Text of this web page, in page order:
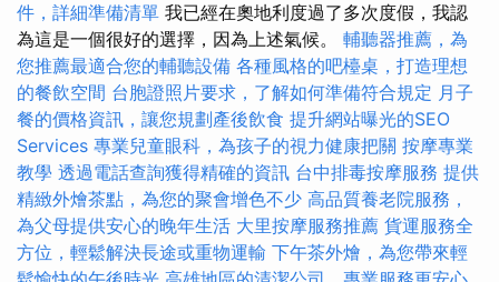
件，詳細準備清單 我已經在奧地利度過了多次度假，我認
為這是一個很好的選擇，因為上述氣候。 輔聽器推薦，為
您推薦最適合您的輔聽設備 各種風格的吧檯桌，打造理想
的餐飲空間 台胞證照片要求，了解如何準備符合規定 月子
餐的價格資訊，讓您規劃產後飲食 提升網站曝光的SEO
Services 專業兒童眼科，為孩子的視力健康把關 按摩專業
教學 透過電話查詢獲得精確的資訊 台中排毒按摩服務 提供
精緻外燴茶點，為您的聚會增色不少 高品質養老院服務，
為父母提供安心的晚年生活 大里按摩服務推薦 貨運服務全
方位，輕鬆解決長途或重物運輸 下午茶外燴，為您帶來輕